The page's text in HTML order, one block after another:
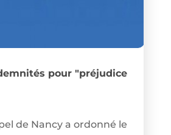
pour "préjudice
de Nancy a ordonné le